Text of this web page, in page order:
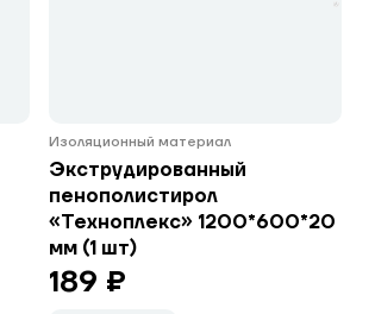
Изоляционный материал
Экструдированный
пенополистирол
«Техноплекс» 1200*600*20
мм (1 шт)
189 ₽